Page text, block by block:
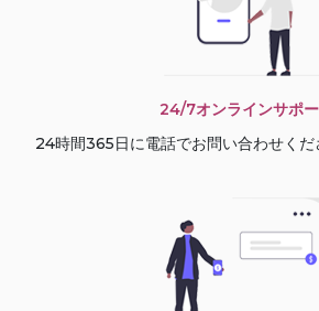
24/7オンラインサポ
24時間365日に電話でお問い合わせく